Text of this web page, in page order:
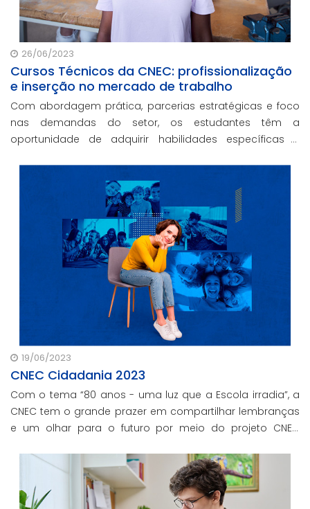
26/06/2023
Cursos Técnicos da CNEC: profissionalização
e inserção no mercado de trabalho
Com abordagem prática, parcerias estratégicas e foco
nas demandas do setor, os estudantes têm a
oportunidade de adquirir habilidades específicas e
19/06/2023
CNEC Cidadania 2023
Com o tema “80 anos - uma luz que a Escola irradia”, a
CNEC tem o grande prazer em compartilhar lembranças
e um olhar para o futuro por meio do projeto CNEC